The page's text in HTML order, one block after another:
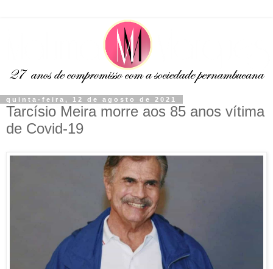
quinta-feira, 12 de agosto de 2021
Tarcísio Meira morre aos 85 anos vítima
de Covid-19